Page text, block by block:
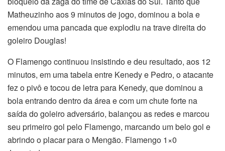
Matheuzinho aos 9 minutos de jogo, dominou a bola e
emendou uma pancada que explodiu na trave direita do
goleiro Douglas!
O Flamengo continuou insistindo e deu resultado, aos 12
minutos, em uma tabela entre Kenedy e Pedro, o atacante
fez o pivô e tocou de letra para Kenedy, que dominou a
bola entrando dentro da área e com um chute forte na
saída do goleiro adversário, balançou as redes e marcou
seu primeiro gol pelo Flamengo, marcando um belo gol e
abrindo o placar para o Mengão. Flamengo 1×0